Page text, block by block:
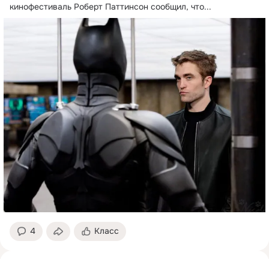
кинофестиваль Роберт Паттинсон сообщил, что...
4 Класс